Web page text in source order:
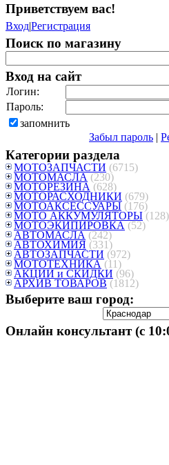
Приветствуем вас!
Вход|Регистрация
Поиск по магазину
Вход на сайт
Логин:
Пароль:
запомнить
Забыл пароль |
Категории раздела
МОТОЗАПЧАСТИ (6715)
МОТОМАСЛА (230)
МОТОРЕЗИНА (628)
МОТОРАСХОДНИКИ (679)
МОТОАКСЕССУАРЫ (176)
МОТО АККУМУЛЯТОРЫ (128)
МОТОЭКИПИРОВКА (52)
АВТОМАСЛА (242)
АВТОХИМИЯ (331)
АВТОЗАПЧАСТИ (972)
МОТОТЕХНИКА (11)
АКЦИИ и СКИДКИ (96)
АРХИВ ТОВАРОВ (1812)
Выберите ваш город:
Онлайн консультант (с